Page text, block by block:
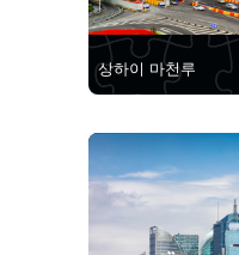
상하이 마천루